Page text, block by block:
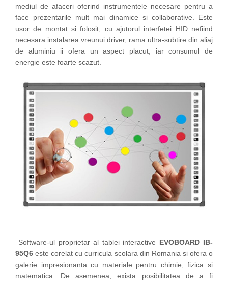
mediul de afaceri oferind instrumentele necesare pentru a
face prezentarile mult mai dinamice si collaborative. Este
usor de montat si folosit, cu ajutorul interfetei HID nefiind
necesara instalarea vreunui driver, rama ultra-subtire din aliaj
de aluminiu ii ofera un aspect placut, iar consumul de
energie este foarte scazut.
Software-ul proprietar al tablei interactive EVOBOARD IB-
95Q6 este corelat cu curricula scolara din Romania si ofera o
galerie impresionanta cu materiale pentru chimie, fizica si
matematica. De asemenea, exista posibilitatea de a fi